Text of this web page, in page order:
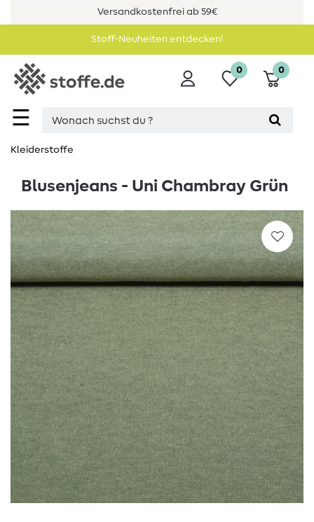
Versandkostenfrei ab 59€
Stoff-Neuheiten entdecken!
☰
0 0
Kleiderstoffe
Blusenjeans - Uni Chambray Grün